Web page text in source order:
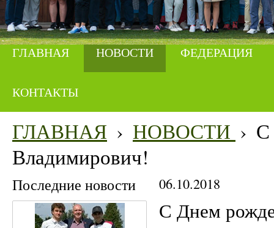
ГЛАВНАЯ НОВОСТИ ФЕДЕРАЦИЯ
КОНТАКТЫ
ГЛАВНАЯ › НОВОСТИ › С
Владимирович!
Последние новости 06.10.2018
С Днем